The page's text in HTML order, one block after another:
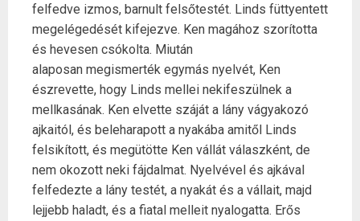
felfedve izmos, barnult felsőtestét. Linds füttyentett
megelégedését kifejezve. Ken magához szorította
és hevesen csókolta. Miután
alaposan megismerték egymás nyelvét, Ken
észrevette, hogy Linds mellei nekifeszülnek a
mellkasának. Ken elvette száját a lány vágyakozó
ajkaitól, és beleharapott a nyakába amitől Linds
felsikított, és megütötte Ken vállát válaszként, de
nem okozott neki fájdalmat. Nyelvével és ajkával
felfedezte a lány testét, a nyakát és a vállait, majd
lejjebb haladt, és a fiatal melleit nyalogatta. Erős